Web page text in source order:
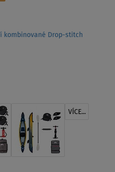
kombinované Drop-stitch
VÍCE...